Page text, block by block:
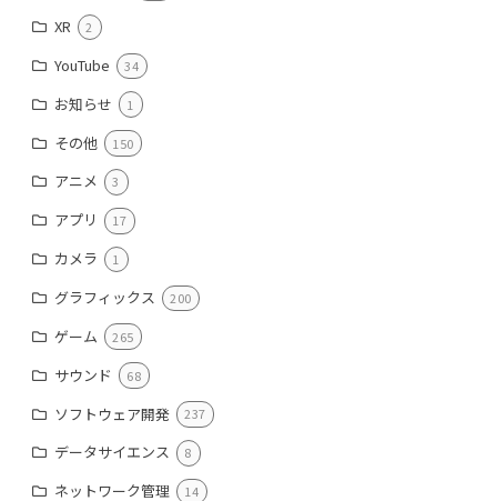
XR 2
YouTube 34
お知らせ 1
その他 150
アニメ 3
アプリ 17
カメラ 1
グラフィックス 200
ゲーム 265
サウンド 68
ソフトウェア開発 237
データサイエンス 8
ネットワーク管理 14